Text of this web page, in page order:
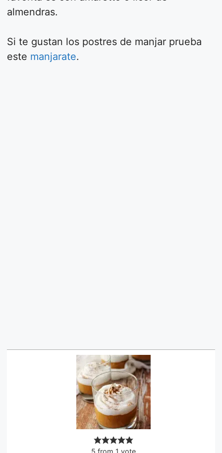
almendras.
Si te gustan los postres de manjar prueba
este manjarate.